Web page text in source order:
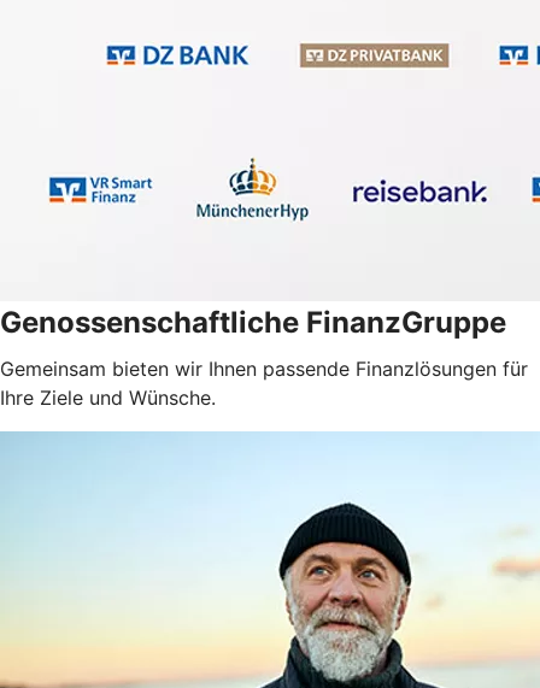
Genossenschaftliche FinanzGruppe
Gemeinsam bieten wir Ihnen passende Finanzlösungen für
Ihre Ziele und Wünsche.